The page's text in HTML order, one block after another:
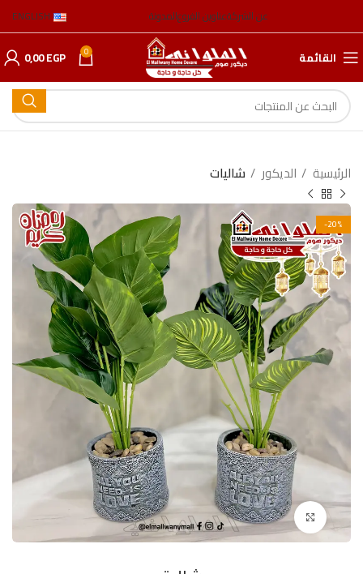
عن الشركةعناوين الفروعالمدونة ENGLISH
القائمة 0
0,00EGP
الرئيسية الدیكور شالیات
-20%
اضغط للتكبير